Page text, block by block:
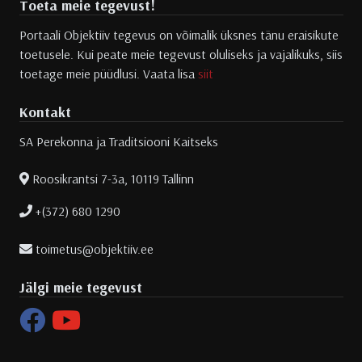
Toeta meie tegevust!
Portaali Objektiiv tegevus on võimalik üksnes tänu eraisikute
toetusele. Kui peate meie tegevust oluliseks ja vajalikuks, siis
toetage meie püüdlusi. Vaata lisa siit
Kontakt
SA Perekonna ja Traditsiooni Kaitseks
Roosikrantsi 7-3a, 10119 Tallinn
+(372) 680 1290
toimetus@objektiiv.ee
Jälgi meie tegevust